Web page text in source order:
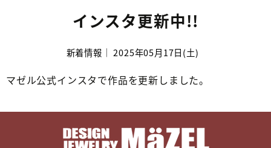
インスタ更新中!!
新着情報｜ 2025年05月17日(土)
マゼル公式インスタで作品を更新しました。